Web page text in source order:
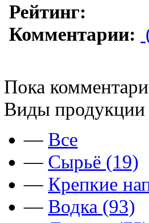
Рейтинг:
Комментарии:
Пока
Виды продукции
— Все
— Сырьё (19)
— Крепкие
— Водка (93)